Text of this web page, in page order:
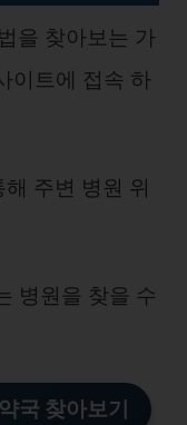
을 찾아보는 가
이트에 접속 하
주변 병원 위
병원을 찾을 수
국 찾아보기